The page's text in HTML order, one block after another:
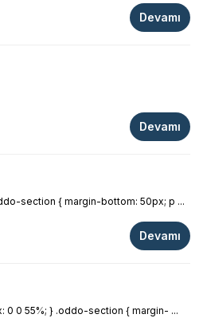
Devamı
Devamı
section { margin-bottom: 50px; p ...
Devamı
0 55%; } .oddo-section { margin- ...